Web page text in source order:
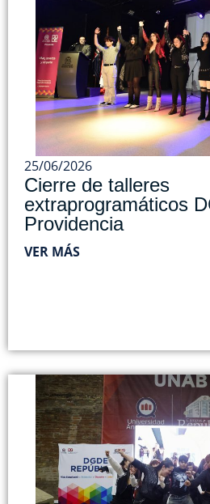
25/06/2026
Cierre de talleres
extraprogramáticos
Providencia
VER MÁS